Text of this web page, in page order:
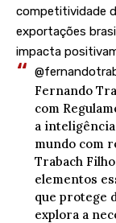
competitividade
exportações
impacta
Fernando
com
a
mundo com
Trabach
elementos
que protege
explora a